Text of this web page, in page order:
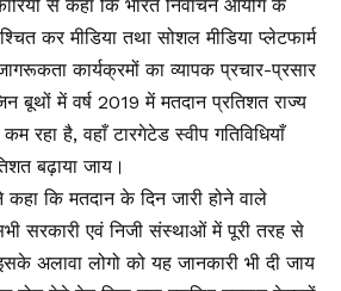
से कहा कि भारत निर्वाचन आयोग के
कर मीडिया तथा सोशल मीडिया प्लेटफार्म
कार्यक्रमों का व्यापक प्रचार-प्रसार
बूथों में वर्ष 2019 में मतदान प्रतिशत राज्य
रहा है, वहाँ टारगेटेड स्वीप गतिविधियाँ
बढ़ाया जाय।
कहा कि मतदान के दिन जारी होने वाले
सरकारी एवं निजी संस्थाओं में पूरी तरह से
अलावा लोगो को यह जानकारी भी दी जाय